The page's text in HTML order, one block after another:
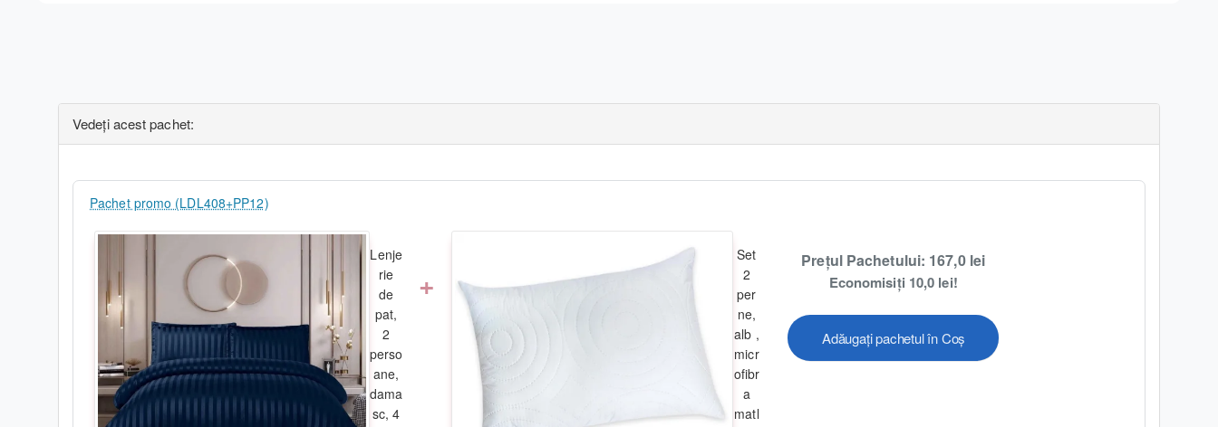
Vedeți acest pachet:
Pachet promo (LDL408+PP12)
Lenje
rie
de
pat,
2
perso
ane,
dama
sc, 4
+
Set
2
per
ne,
alb ,
micr
ofibr
a
matl
Prețul Pachetului: 167,0 lei
Economisiți 10,0 lei!
Adăugați pachetul în Coș
Pachetul conține :
- greutate totală pachet 900gr.
ntreţinere:
spală ușor la temperaturi scăzute, nu mai mari de30 grade C
- sunt suficienți detergenții normali, fără înălbitori chimici;
- se recomandă a se spăla înainte de prima utilizare din motive de igienă.